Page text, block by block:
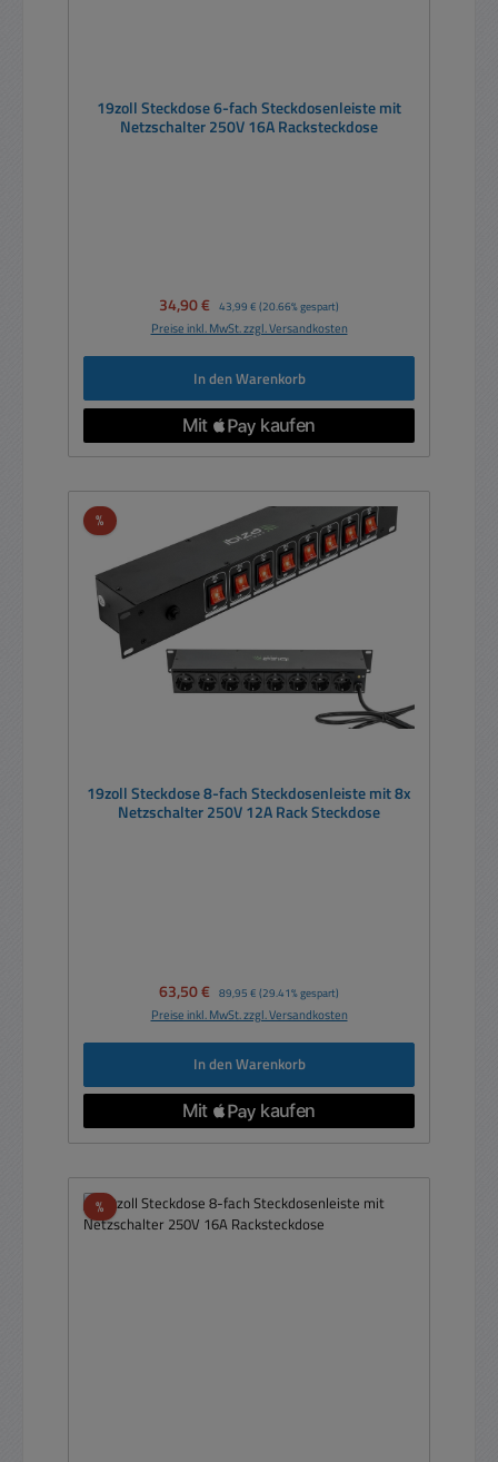
19zoll Steckdose 6-fach Steckdosenleiste mit
Netzschalter 250V 16A Racksteckdose
Verkaufspreis:
34,90 € Regulärer Preis:
43,99 € (20.66% gespart)
Preise inkl. MwSt. zzgl. Versandkosten
In den Warenkorb
%Rabatt
19zoll Steckdose 8-fach Steckdosenleiste mit 8x
Netzschalter 250V 12A Rack Steckdose
Verkaufspreis:
63,50 € Regulärer Preis:
89,95 € (29.41% gespart)
Preise inkl. MwSt. zzgl. Versandkosten
In den Warenkorb
%Rabatt